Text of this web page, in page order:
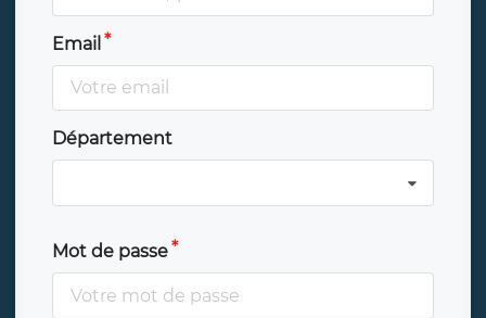
Email
Département
Mot de passe